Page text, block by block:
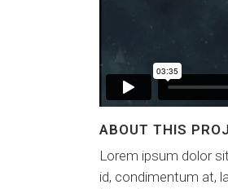
ABOUT THIS
Lorem ipsum dolor
id, condimentum at,